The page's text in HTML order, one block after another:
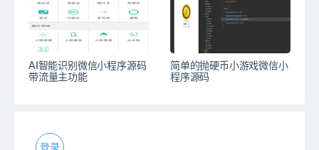
AI智能识别微信小程序源码
带流量主功能
简单的抛硬币小游戏微信小
程序源码
登录